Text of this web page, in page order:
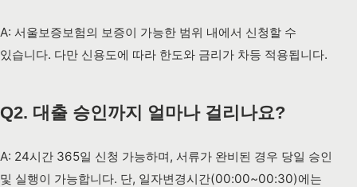
A: 서울보증보험의 보증이 가능한 범위 내에서 신청할 수
있습니다. 다만 신용도에 따라 한도와 금리가 차등 적용됩니다.
Q2. 대출 승인까지 얼마나 걸리나요?
A: 24시간 365일 신청 가능하며, 서류가 완비된 경우 당일 승인
및 실행이 가능합니다. 단, 일자변경시간(00:00~00:30)에는